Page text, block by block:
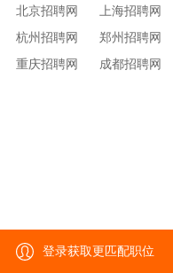
北京招聘网 上海招聘网
杭州招聘网
郑州招聘网
重庆招聘网
成都招聘网
登录获取更匹配职位